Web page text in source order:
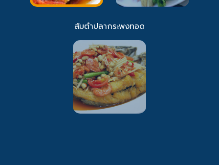
ส้มตำปลากระพงทอด